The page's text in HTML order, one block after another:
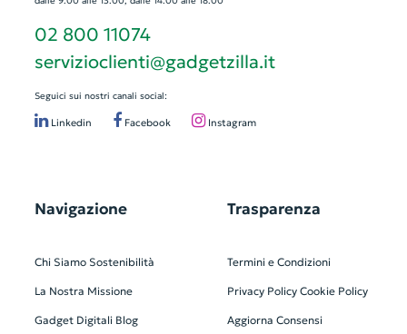
02 800 11074
servizioclienti@gadgetzilla.it
Seguici sui nostri canali social:
Linkedin Facebook Instagram
Navigazione
Chi Siamo Sostenibilità
La Nostra Missione
Gadget Digitali Blog
Trasparenza
Termini e Condizioni
Privacy Policy Cookie Policy
Aggiorna Consensi